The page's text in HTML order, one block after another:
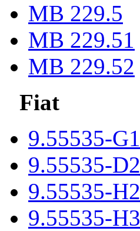
MB 229.5
MB 229.51
MB 229.52
Fiat
9.55535-G1
9.55535-D2
9.55535-H2
9.55535-H3